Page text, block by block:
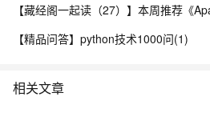
【精品问答】python技术1000问(1)
相关文章